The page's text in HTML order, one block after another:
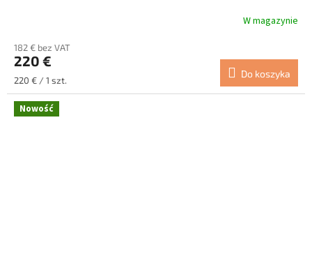
produktu
wynosi
5.0
5
gwiazdek.
W magazynie
182 € bez VAT
220 €
Cena
jednostkowa:
220 € / 1 szt.
Do koszyka
Nowość